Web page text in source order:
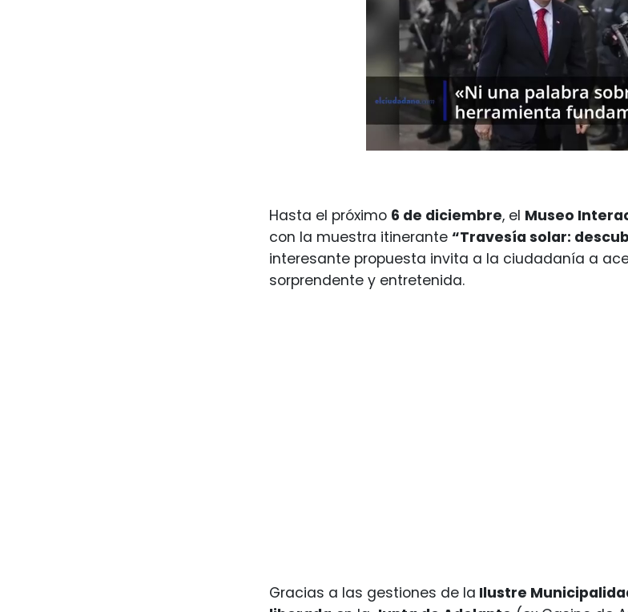
Hasta el próximo 6 de diciembre, el Museo
con la muestra itinerante “Travesía solar:
interesante propuesta invita a la ciudadanía a
sorprendente y entretenida.
Gracias a las gestiones de la Ilustre